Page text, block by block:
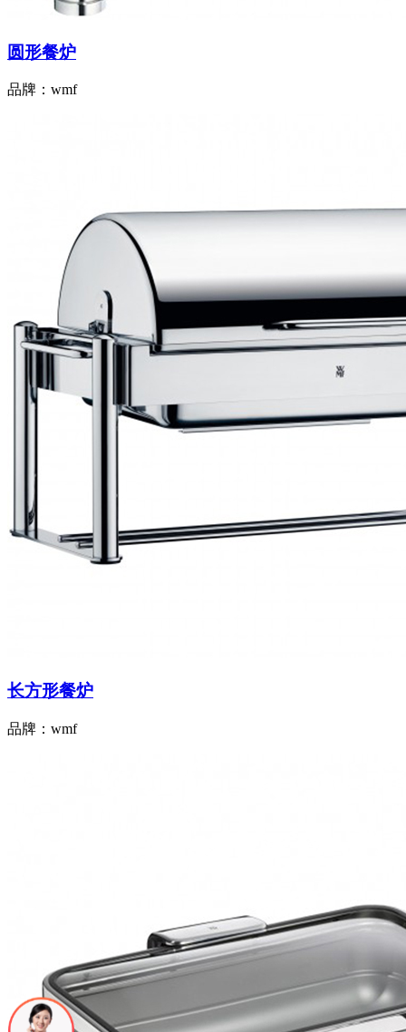
圆形餐炉
品牌：wmf
长方形餐炉
品牌：wmf